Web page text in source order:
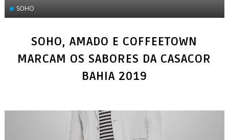
SOHO
SOHO, AMADO E COFFEETOWN
MARCAM OS SABORES DA CASACOR
BAHIA 2019